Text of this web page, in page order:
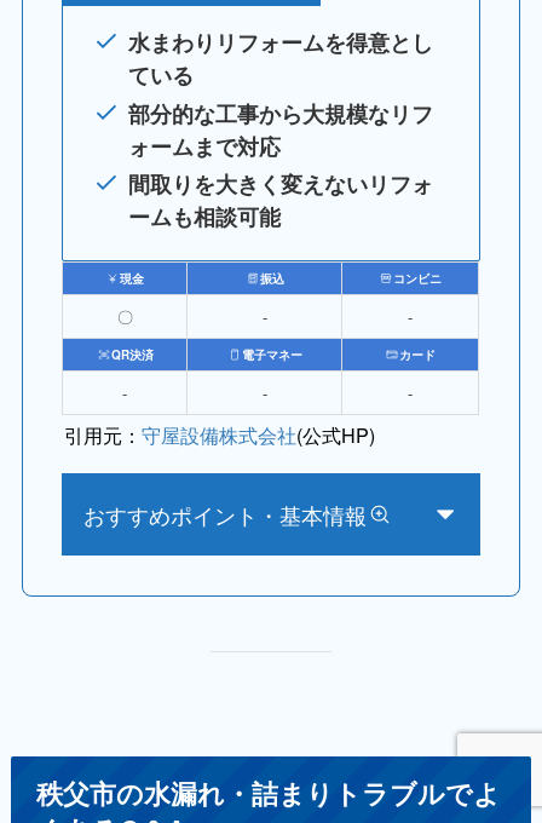
水まわりリフォームを得意とし
ている
部分的な工事から大規模なリフ
ォームまで対応
間取りを大きく変えないリフォ
ームも相談可能
現金 振込 コンビニ
〇 ‐ ‐
QR決済 電子マネー カード
‐ ‐ ‐
引用元：守屋設備株式会社(公式HP)
おすすめポイント・基本情報
秩父市の水漏れ・詰まりトラブルでよ